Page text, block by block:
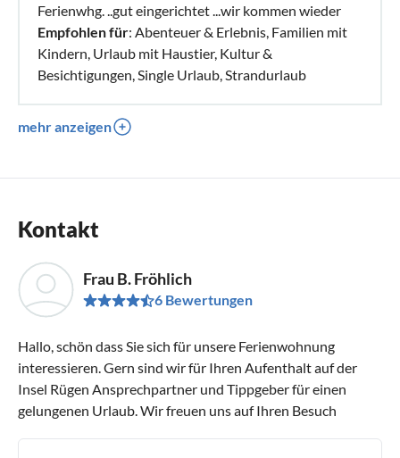
Ferienwhg. ..gut eingerichtet ...wir kommen wieder
Empfohlen für: Abenteuer & Erlebnis, Familien mit
Kindern, Urlaub mit Haustier, Kultur &
Besichtigungen, Single Urlaub, Strandurlaub
mehr anzeigen
Kontakt
Frau B. Fröhlich
6 Bewertungen
Hallo, schön dass Sie sich für unsere Ferienwohnung
interessieren. Gern sind wir für Ihren Aufenthalt auf der
Insel Rügen Ansprechpartner und Tippgeber für einen
gelungenen Urlaub. Wir freuen uns auf Ihren Besuch